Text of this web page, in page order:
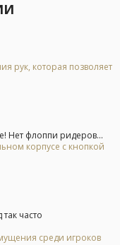
рук, которая позволяет
Нет флоппи ридеров...
корпусе с кнопкой
часто
среди игроков